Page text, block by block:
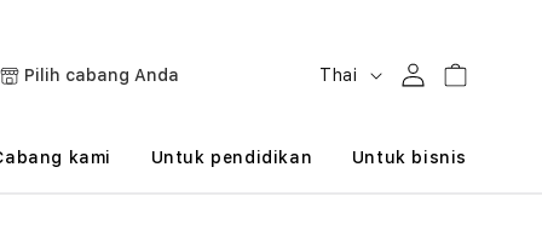
Pilih cabang Anda
B
h
Thai MasukKeranjang
kami Untuk pendidikan Untuk bisnis